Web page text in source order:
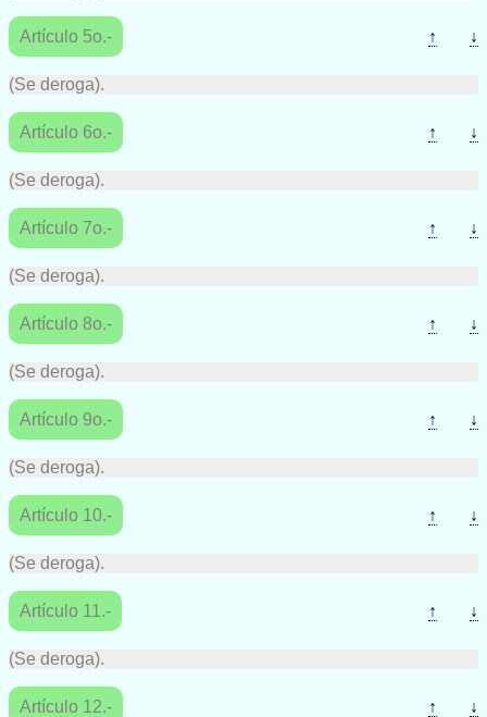
Artículo 5o.- ↑ ↓
(Se deroga).
Artículo 6o.- ↑ ↓
(Se deroga).
Artículo 7o.- ↑ ↓
(Se deroga).
Artículo 8o.- ↑ ↓
(Se deroga).
Artículo 9o.- ↑ ↓
(Se deroga).
Artículo 10.- ↑ ↓
(Se deroga).
Artículo 11.- ↑ ↓
(Se deroga).
Artículo 12.- ↑ ↓